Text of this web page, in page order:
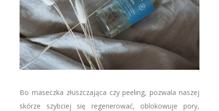
Bo maseczka złuszczająca czy peeling, pozwala naszej
skórze szybciej się regenerować, oblokowuje pory,